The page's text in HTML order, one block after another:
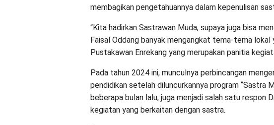
membagikan pengetahuannya dalam kepenulisan
“Kita hadirkan Sastrawan Muda, supaya juga bisa
Faisal Oddang banyak mengangkat tema-tema lokal
Pustakawan Enrekang yang merupakan panitia
Pada tahun 2024 ini, munculnya perbincangan
pendidikan setelah diluncurkannya program “Sastra
beberapa bulan lalu, juga menjadi salah satu respon
kegiatan yang berkaitan dengan sastra.